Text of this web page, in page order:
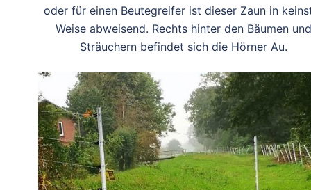
oder für einen Beutegreifer ist dieser Zaun in
Weise abweisend. Rechts hinter den Bäumen und
Sträuchern befindet sich die Hörner Au.